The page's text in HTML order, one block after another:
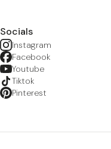
Socials
Instagram
Facebook
Youtube
Tiktok
Pinterest